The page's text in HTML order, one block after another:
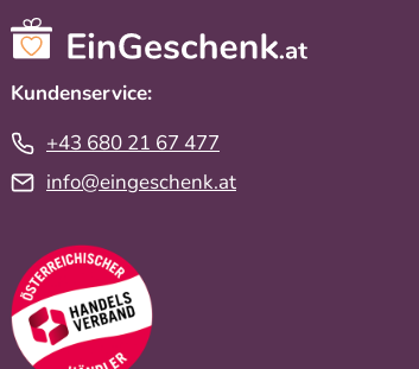
Kundenservice:
+43 680 21 67 477
info@eingeschenk.at